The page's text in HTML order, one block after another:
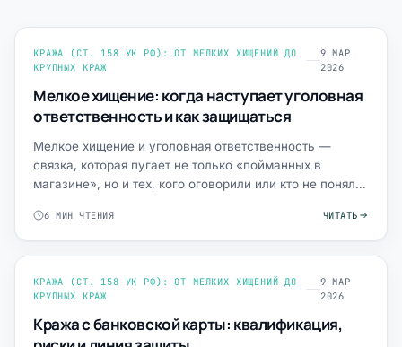
КРАЖА (СТ. 158 УК РФ): ОТ МЕЛКИХ ХИЩЕНИЙ ДО
КРУПНЫХ КРАЖ
9 МАР
2026
Мелкое хищение: когда наступает уголовная
ответственность и как защищаться
Мелкое хищение и уголовная ответственность —
связка, которая пугает не только «пойманных в
магазине», но и тех, кого оговорили или кто не понял,
6 МИН ЧТЕНИЯ ЧИТАТЬ
КРАЖА (СТ. 158 УК РФ): ОТ МЕЛКИХ ХИЩЕНИЙ ДО
КРУПНЫХ КРАЖ
9 МАР
2026
Кража с банковской карты: квалификация,